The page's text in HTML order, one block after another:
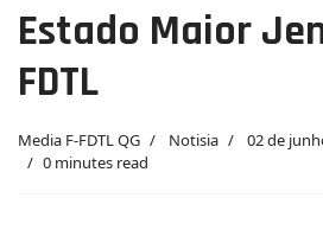
Estado Maior
FDTL
Media F-FDTL QG Notisia 02 de
0 minutes read